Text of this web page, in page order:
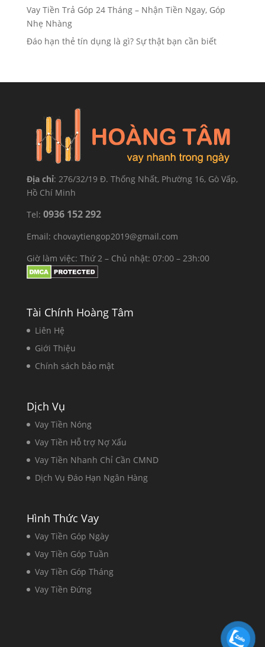
Vay Tiền Trả Góp 24 Tháng – Nhận Tiền Ngay, Góp
Nhẹ Nhàng
Đáo hạn thẻ tín dụng là gì? Sự thật bạn cần biết
Địa chỉ: 276/32/19 Đ. Thống Nhất, Phường 16, Gò Vấp,
Hồ Chí Minh
Tel: 0936 152 292
Email: chovaytiengop2019@gmail.com
Giờ làm việc: Thứ 2 – Chủ nhật: 07:00 – 23h:00
Tài Chính Hoàng Tâm
Liên Hệ
Giới Thiệu
Chính sách bảo mật
Dịch Vụ
Vay Tiền Nóng
Vay Tiền Hỗ trợ Nợ Xấu
Vay Tiền Nhanh Chỉ Cần CMND
Dịch Vụ Đáo Hạn Ngân Hàng
Hình Thức Vay
Vay Tiền Góp Ngày
Vay Tiền Góp Tuần
Vay Tiền Góp Tháng
Vay Tiền Đứng